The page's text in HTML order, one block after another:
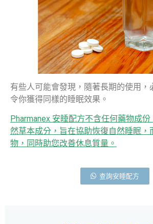
有些人可能會發現，隨著長期的使用，
令你獲得同樣的睡眠效果。
Pharmanex 安睡配方不含任何藥物成
然草本成分，旨在協助恢復自然睡眠，
物，同時助您改善休息質量。
查詢安睡配方